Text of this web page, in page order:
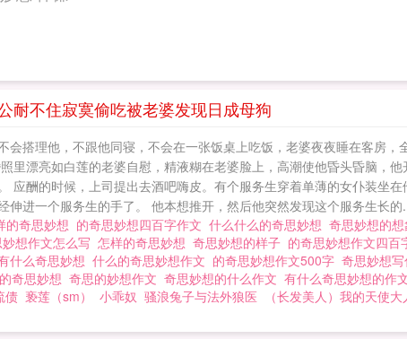
耐不住寂寞偷吃被老婆发现日成母狗
搭理他，不跟他同寝，不会在一张饭桌上吃饭，老婆夜夜睡在客房
漂亮如白莲的老婆自慰，精液糊在老婆脸上，高潮使他昏头昏脑，
应酬的时候，上司提出去酒吧嗨皮。有个服务生穿着单薄的女仆装坐
进一个服务生的手了。 他本想推开，然后他突然发现这个服务生长的
的奇思妙想 的奇思妙想四百字作文 什么什么的奇思妙想 奇思妙想的想
想作文怎么写 怎样的奇思妙想 奇思妙想的样子 的奇思妙想作文四百
什么奇思妙想 什么的奇思妙想作文 的奇思妙想作文500字 奇思妙想
奇思妙想 奇思的妙想作文 奇思妙想的什么作文 有什么奇思妙想的作
债 亵莲（sm） 小乖奴 骚浪兔子与法外狼医 （长发美人）我的天使大